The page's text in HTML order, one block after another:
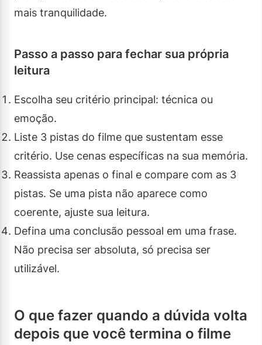
mais tranquilidade.
Passo a passo para fechar sua própria
leitura
Escolha seu critério principal: técnica ou
emoção.
Liste 3 pistas do filme que sustentam esse
critério. Use cenas específicas na sua memória.
Reassista apenas o final e compare com as 3
pistas. Se uma pista não aparece como
coerente, ajuste sua leitura.
Defina uma conclusão pessoal em uma frase.
Não precisa ser absoluta, só precisa ser
utilizável.
O que fazer quando a dúvida volta
depois que você termina o filme